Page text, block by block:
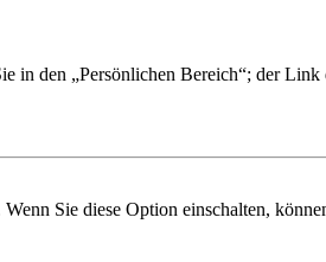
in den „Persönlichen Bereich“; der
Sie diese Option einschalten,